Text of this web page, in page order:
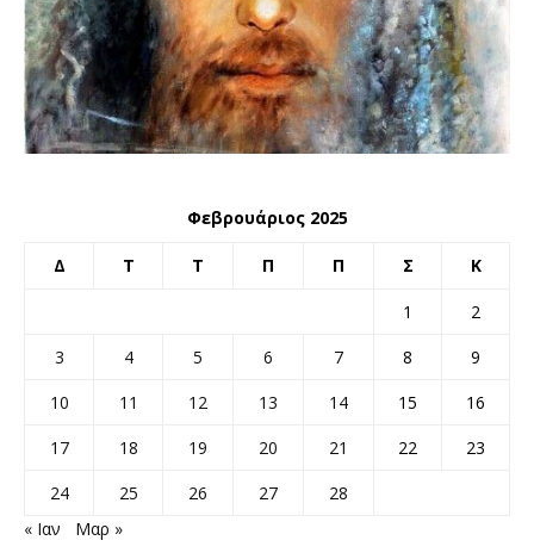
Φεβρουάριος 2025
Δ Τ Τ Π Π Σ Κ
1
2
3
4 5 6 7 8
9
10
11 12 13 14 15
16
17
18 19 20 21 22
23
24
25 26 27
28
« Ιαν
Μαρ »